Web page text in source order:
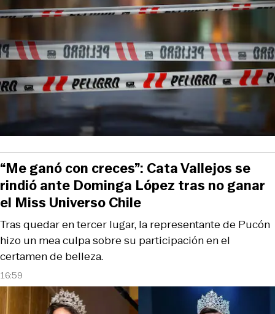
16:59
Tras quedar en tercer lugar, la representante de Pucón
hizo un mea culpa sobre su participación en el
certamen de belleza.
“Me ganó con creces”: Cata Vallejos se
rindió ante Dominga López tras no ganar
el Miss Universo Chile